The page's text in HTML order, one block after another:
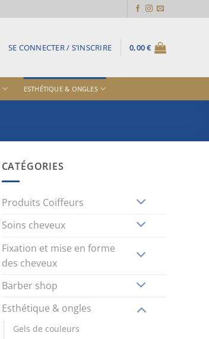
SE CONNECTER / S’INSCRIRE 0,00€
ESTHÉTIQUE & ONGLES
CATÉGORIES
Produits Coiffeurs
Soins cheveux
Fixation et mise en forme
des cheveux
Barber shop
Esthétique & ongles
Gels de couleurs